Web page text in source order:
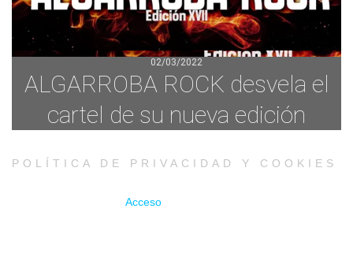
02/03/2022
ALGARROBA ROCK desvela el
cartel de su nueva edición
POLÍTICA DE PRIVACIDAD Y COOKIES
Acceso